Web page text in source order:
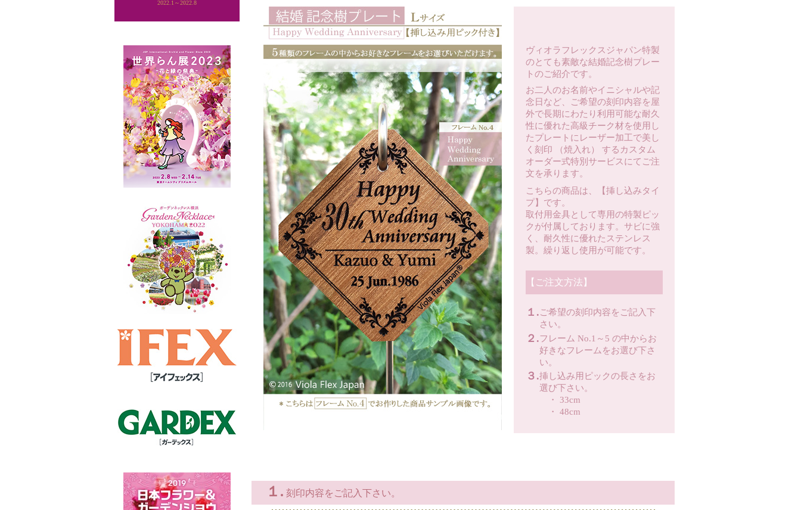
ヴィオラフレックスジャパン特製
のとても素敵な結婚記念樹プレー
トのご紹介です。
お二人のお名前やイニシャルや記
念日など、ご希望の刻印内容を屋
外で長期にわたり利用可能な耐久
性に優れた高級チーク材を使用し
たプレートにレーザー加工で美し
く刻印 （焼入れ） するカスタム
オーダー式特別サービスにてご注
文を承ります。
こちらの商品は、【挿し込みタイ
プ】です。
取付用金具として専用の特製ピッ
クが付属しております。サビに強
く、耐久性に優れたステンレス
製。繰り返し使用が可能です。
【ご注文方法】
１.ご希望の刻印内容をご記入下
さい。
２.フレーム No.1～5 の中からお
好きなフレームをお選び下さ
い。
３.挿し込み用ピックの長さをお
選び下さい。
・ 33cm
・ 48cm
１. 刻印内容をご記入下さい。
2022.1～2022.8